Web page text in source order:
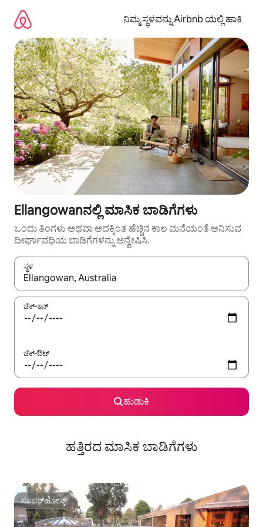
ಹೋಗಿ
ನಿಮ್ಮ ಸ್ಥಳವನ್ನು Airbnb ಯಲ್ಲಿ ಹಾಕಿ
Ellangowanನಲ್ಲಿ ಮಾಸಿಕ ಬಾಡಿಗೆಗಳು
ಒಂದು ತಿಂಗಳು ಅಥವಾ ಅದಕ್ಕಿಂತ ಹೆಚ್ಚಿನ ಕಾಲ ಮನೆಯಂತೆ ಅನಿಸುವ
ದೀರ್ಘಾವಧಿಯ ಬಾಡಿಗೆಗಳನ್ನು ಅನ್ವೇಷಿಸಿ.
ಸ್ಥಳ
ಫಲಿತಾಂಶಗಳು ಲಭ್ಯವಿರುವಾಗ, ಅಪ್ ಮತ್ತು ಡೌನ್ ಬಾಣದ ಕೀಲಿಗಳೊಂದಿಗೆ
ಚೆಕ್-ಇನ್
ಚೆಕ್-ಔಟ್
ಹುಡುಕಿ
ಹತ್ತಿರದ ಮಾಸಿಕ ಬಾಡಿಗೆಗಳು
ಸೂಪರ್‌ಹೋಸ್ಟ್
ಸೂಪರ್‌ಹೋಸ್ಟ್